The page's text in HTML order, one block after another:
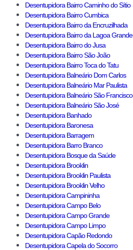
Desentupidora Bairro Caminho do Sítio
Desentupidora Bairro Cumbica
Desentupidora Bairro da Encruzilhada
Desentupidora Bairro da Lagoa Grande
Desentupidora Bairro do Jusa
Desentupidora Bairro São João
Desentupidora Bairro Toca do Tatu
Desentupidora Balneário Dom Carlos
Desentupidora Balneário Mar Paulista
Desentupidora Balneário São Francisco
Desentupidora Balneário São José
Desentupidora Banhado
Desentupidora Baronesa
Desentupidora Barragem
Desentupidora Barro Branco
Desentupidora Bosque da Saúde
Desentupidora Brooklin
Desentupidora Brooklin Paulista
Desentupidora Brooklin Velho
Desentupidora Campininha
Desentupidora Campo Belo
Desentupidora Campo Grande
Desentupidora Campo Limpo
Desentupidora Capão Redondo
Desentupidora Capela do Socorro